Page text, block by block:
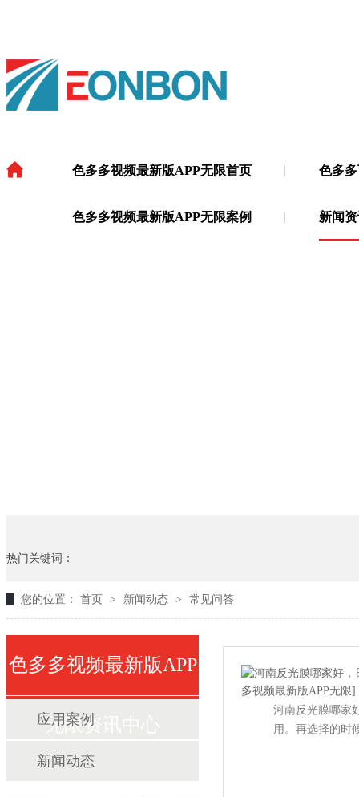
色多多视频最新版APP无限首页 色多
色多多视频最新版APP无限案例 新闻
热门关键词：
您的位置： 首页 > 新闻动态 > 常见问答
色多多视频最新版APP
无限资讯中心
应用案例
新闻动态
河南反光膜哪家好
用。再选择的时